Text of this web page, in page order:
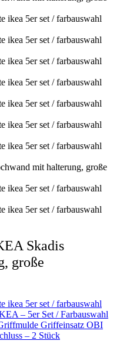
Skadis
große
– 5er Set / Farbauswahl
Griffeinsatz OBI
– 2 Stück